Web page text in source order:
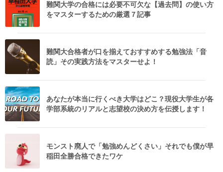
難関大学の合格には必要不可欠な【過去問】の使い方
をマスターするための厳選７記事
難関大合格者が口を揃えておすすめする勉強法「音
読」その実践方法をマスターせよ！
あなたが本当に行くべき大学はどこ？現役大学生が各
学部系統のリアルと志望校の決め方を伝授します！
モンスト廃人で「勉強めんどくさい」それでも僕が早
稲田全勝合格できたワケ